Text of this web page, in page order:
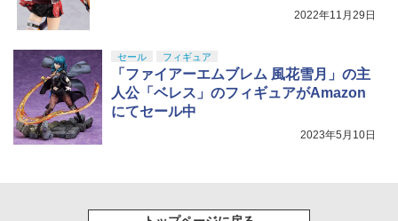
2022年11月29日
セール フィギュア
「ファイアーエムブレム 風花雪月」の主
人公「ベレス」のフィギュアがAmazon
にてセール中
2023年5月10日